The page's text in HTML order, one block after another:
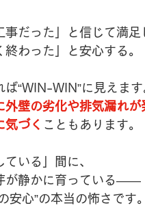
事だった」と信じて満足
わった」と安心する。
ば“WIN-WIN”に見えま
外壁の劣化や排気漏れが
気づく こともあります。
いる」間に、
が静かに育っている――
安心”の本当の怖さです